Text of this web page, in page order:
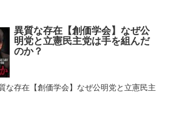
異質な存在【創価学会】なぜ公
明党と立憲民主党は手を組んだ
のか？
な存在【創価学会】なぜ公明党と立憲民主